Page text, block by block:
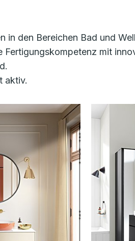
den Bereichen Bad und
mit
aktiv.